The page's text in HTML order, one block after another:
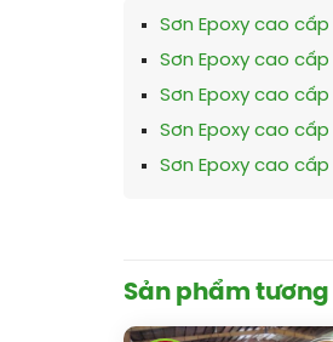
Sơn Epoxy cao cấp
Sơn Epoxy cao cấp
Sơn Epoxy cao cấp
Sơn Epoxy cao cấp
Sơn Epoxy cao cấp
Sản phẩm